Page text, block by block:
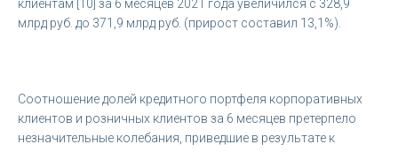
клиентам [10] за 6 месяцев 2021 года увеличился с 328,9
млрд руб. до 371,9 млрд руб. (прирост составил 13,1%).
Соотношение долей кредитного портфеля корпоративных
клиентов и розничных клиентов за 6 месяцев претерпело
незначительные колебания, приведшие в результате к